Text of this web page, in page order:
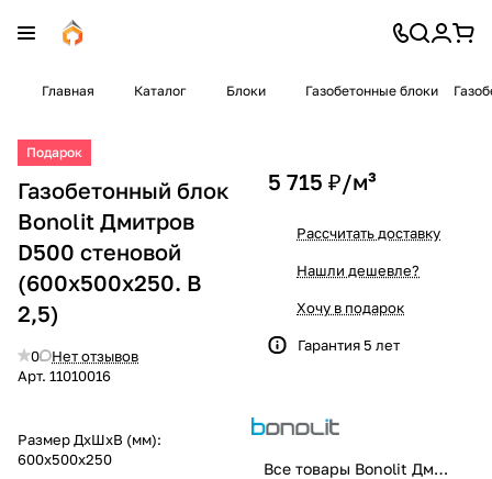
Главная Каталог Блоки Газобетонные блоки
Подарок
Газобетонный блок
Bonolit Дмитров
D500 стеновой
(600x500x250. B
2,5)
0
Нет отзывов
Арт. 11010016
Размер ДхШхВ (мм):
600x500x250
5 715 ₽/м³
Рассчитать доставку
Нашли дешевле?
Хочу в подарок
Гарантия 5 лет
Все товары Bonolit Дмитров